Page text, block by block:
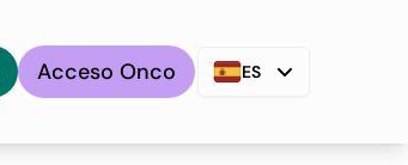
Acceso Onco ES